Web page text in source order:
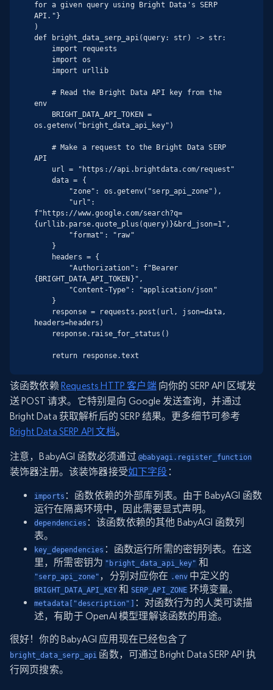
for a given query using Bright Data's SERP
API."}
)
def bright_data_serp_api(query: str) -> str:
env
os.getenv("bright_data_api_key")
API
f"https://www.google.com/search?q=
{urllib.parse.quote_plus(query)}&brd_json=1",
{BRIGHT_DATA_API_TOKEN}",
headers=headers)
    return response.text
该函数依赖 Requests HTTP 客户端向你的 SERP API 区域发
送 POST 请求。它特别是向 Google 发送查询，并通过
Bright Data 获取解析后的 SERP 结果。更多细节可参考
Bright Data SERP API 文档。
注意，BabyAGI 函数必须通过 @babyagi.register_function
装饰器注册。该装饰器接受如下字段 ：
imports ：函数依赖的外部库列表。由于 BabyAGI 函数
运行在隔离环境中，因此需要显式声明。
dependencies ：该函数依赖的其他 BabyAGI 函数列
表。
key_dependencies ：函数运行所需的密钥列表。在这
里，所需密钥为 "bright_data_api_key" 和
"serp_api_zone" ，分别对应你在 .env 中定义的
BRIGHT_DATA_API_KEY 和 SERP_API_ZONE 环境变量。
metadata["description"]
：对函数行为的人类可读描
述，有助于 OpenAI 模型理解该函数的用途。
很好！你的 BabyAGI 应用现在已经包含了
bright_data_serp_api 函数，可通过 Bright Data SERP API 执
行网页搜索。